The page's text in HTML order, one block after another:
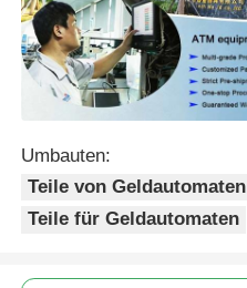
Umbauten:
Teile von Geldautomaten
Teile für Geldautomaten